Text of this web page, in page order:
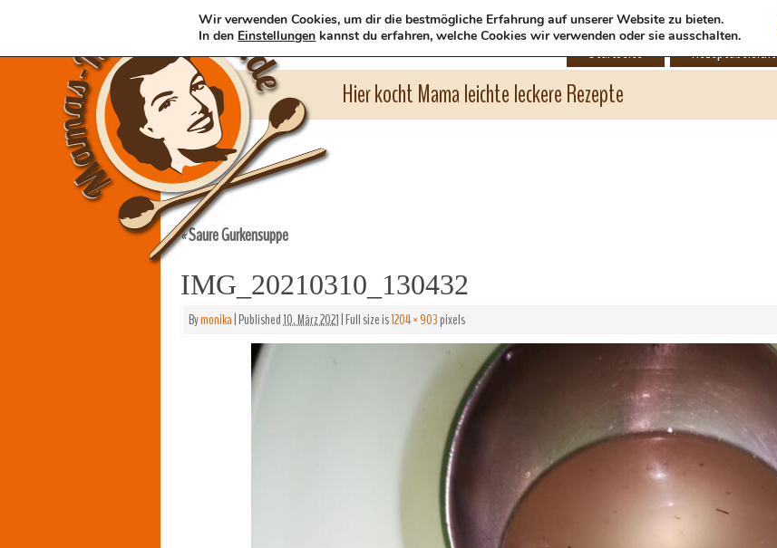
Hier kocht Mama leichte leckere Rezepte
Startseite Rezeptübersicht
«Saure Gurkensuppe
IMG_20210310_130432
Bymonika|Published10. März 2021|Full size is1204 × 903pixels
Wir verwenden Cookies, um dir die bestmögliche Erfahrung auf unserer Website zu bieten.
In den Einstellungen kannst du erfahren, welche Cookies wir verwenden oder sie ausschalten.